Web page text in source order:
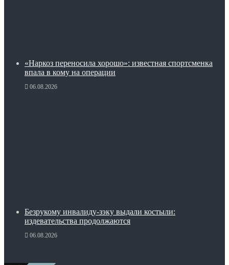
«Наркоз переносила хорошо»: известная спортсменка
впала в кому на операции
06.08.2026
Безрукому инвалиду-зэку выдали костыли:
издевательства продолжаются
06.08.2026